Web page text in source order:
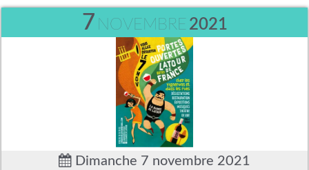
7 NOVEMBRE 2021
Dimanche 7 novembre 2021